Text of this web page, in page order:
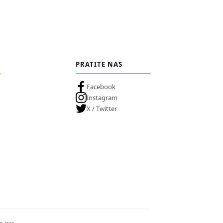
PRATITE NAS
Facebook
Instagram
X / Twitter